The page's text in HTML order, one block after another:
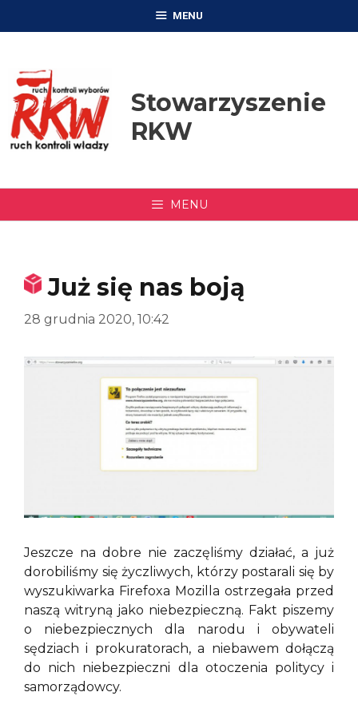
MENU
Stowarzyszenie
RKW
MENU
Już się nas boją
28 grudnia 2020, 10:42
Jeszcze na dobre nie zaczęliśmy działać, a już
dorobiliśmy się życzliwych, którzy postarali się by
wyszukiwarka Firefoxa Mozilla ostrzegała przed
naszą witryną jako niebezpieczną. Fakt piszemy
o niebezpiecznych dla narodu i obywateli
sędziach i prokuratorach, a niebawem dołączą
do nich niebezpieczni dla otoczenia politycy i
samorządowcy.